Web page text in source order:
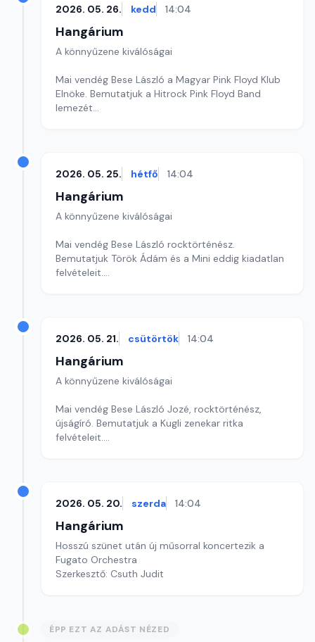
2026. 05. 26. kedd 14:04
Hangárium
A könnyűzene kiválóságai
Mai vendég Bese László a Magyar Pink Floyd Klub
Elnöke. Bemutatjuk a Hitrock Pink Floyd Band
lemezét
2026. 05. 25. hétfő 14:04
Hangárium
A könnyűzene kiválóságai
Mai vendég Bese László rocktörténész.
Bemutatjuk Török Ádám és a Mini eddig kiadatlan
felvételeit.
2026. 05. 21. csütörtök 14:04
Hangárium
A könnyűzene kiválóságai
Mai vendég Bese László Jozé, rocktörténész,
újságíró. Bemutatjuk a Kugli zenekar ritka
felvételeit.
2026. 05. 20. szerda 14:04
Hangárium
Hosszú szünet után új műsorral koncertezik a
Fugato Orchestra
Szerkesztő: Csuth Judit
ÉPP EZT AZ ADÁST NÉZED